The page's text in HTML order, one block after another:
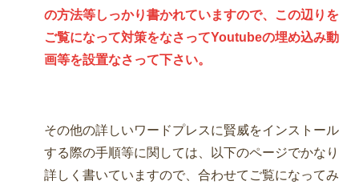
の方法等しっかり書かれていますので、この辺りを
ご覧になって対策をなさってYoutubeの埋め込み動
画等を設置なさって下さい。
その他の詳しいワードプレスに賢威をインストール
する際の手順等に関しては、以下のページでかなり
詳しく書いていますので、合わせてご覧になってみ